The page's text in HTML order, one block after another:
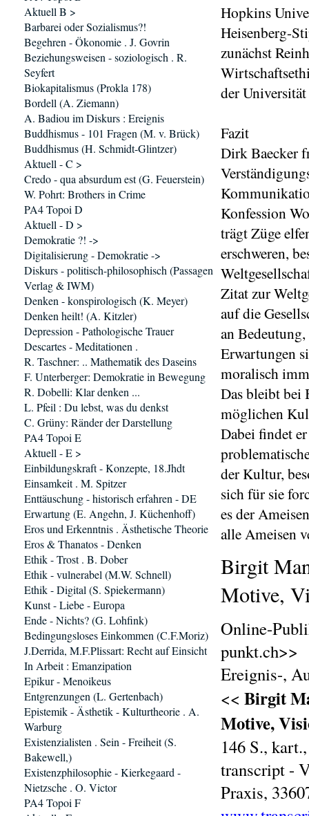
Hopkins
Heisenberg-
zunächst
der
Fazit
Dirk Baecker
Konfession
trägt Züge
erschweren,
Zitat zur
auf die
an
Erwartungen
moralisch
Das bleibt bei
möglichen
Dabei findet
der Kultur,
sich für sie
es der
alle Ameisen
Birgit
Motive,
Online-
punkt.ch>>
Ereignis-,
<< Birgit
Motive,
146 S.,
transcript -
Praxis,
Aktuell B >
Barbarei oder Sozialismus?!
Begehren - Ökonomie . J. Govrin
Beziehungsweisen - soziologisch . R.
Seyfert
Biokapitalismus (Prokla 178)
Bordell (A. Ziemann)
A. Badiou im Diskurs : Ereignis
Buddhismus - 101 Fragen (M. v. Brück)
Buddhismus (H. Schmidt-Glintzer)
Aktuell - C >
Credo - qua absurdum est (G. Feuerstein)
W. Pohrt: Brothers in Crime
PA4 Topoi D
Aktuell - D >
Demokratie ?! ->
Digitalisierung - Demokratie ->
Diskurs - politisch-philosophisch (Passagen
Verlag & IWM)
Denken - konspirologisch (K. Meyer)
Denken heilt! (A. Kitzler)
Depression - Pathologische Trauer
Descartes - Meditationen .
R. Taschner: .. Mathematik des Daseins
F. Unterberger: Demokratie in Bewegung
R. Dobelli: Klar denken ...
L. Pfeil : Du lebst, was du denkst
C. Grüny: Ränder der Darstellung
PA4 Topoi E
Aktuell - E >
Einbildungskraft - Konzepte, 18.Jhdt
Einsamkeit . M. Spitzer
Enttäuschung - historisch erfahren - DE
Erwartung (E. Angehn, J. Küchenhoff)
Eros und Erkenntnis . Ästhetische Theorie
Eros & Thanatos - Denken
Ethik - Trost . B. Dober
Ethik - vulnerabel (M.W. Schnell)
Ethik - Digital (S. Spiekermann)
Kunst - Liebe - Europa
Ende - Nichts? (G. Lohfink)
Bedingungsloses Einkommen (C.F.Moriz)
J.Derrida, M.F.Plissart: Recht auf Einsicht
In Arbeit : Emanzipation
Epikur - Menoikeus
Entgrenzungen (L. Gertenbach)
Epistemik - Ästhetik - Kulturtheorie . A.
Warburg
Existenzialisten . Sein - Freiheit (S.
Bakewell,)
Existenzphilosophie - Kierkegaard -
Nietzsche . O. Victor
PA4 Topoi F